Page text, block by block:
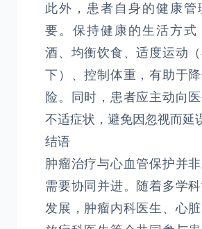
此外，患者自身的健康管
要。保持健康的生活方式
酒、均衡饮食、适度运动
下）、控制体重，有助于
险。同时，患者应主动向
不适症状，避免因忽视而延
结语
肿瘤治疗与心血管保护并
需要协同并进。随着多学
发展，肿瘤内科医生、心脏